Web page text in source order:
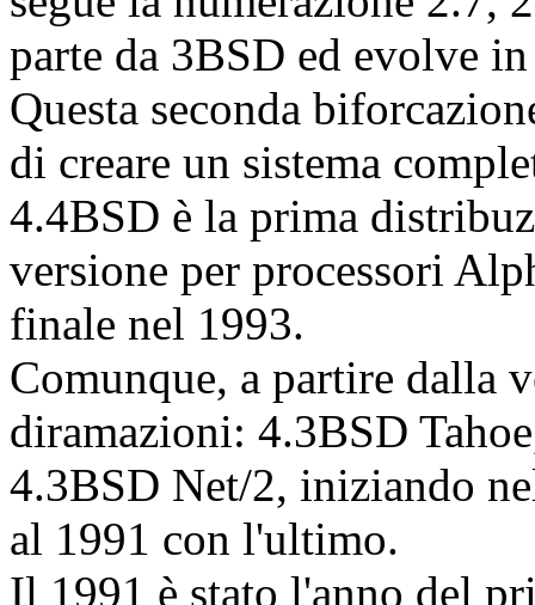
parte da 3BSD ed evolve
Questa seconda
di creare un sistema
4.4BSD è la prima
versione per processori
finale nel 1993.
Comunque, a partire dalla
diramazioni: 4.3BSD
4.3BSD Net/2, iniziando
al 1991 con l'ultimo.
Il 1991 è stato l'anno del